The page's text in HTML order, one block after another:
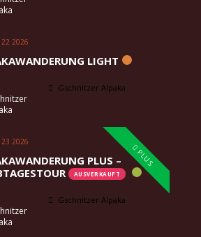
2026
LIGHT
Gschnitzer Alpaka
2026
PLUS
PLUS –
AUSVERKAUFT
Gschnitzer Alpaka